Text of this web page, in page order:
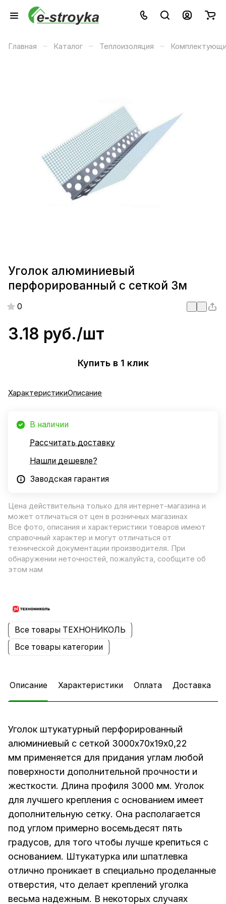
Главная – Каталог – Теплоизоляция –
Уголок алюминиевый
перфорированный с сеткой 3м
0
3.18 руб./шт
Купить в 1 клик
ХарактеристикиОписание
В наличии
Рассчитать доставку
Нашли дешевле?
Заводская гарантия
Цена действительна только для интернет-магазина и
может отличаться от цен в розничных магазинах
Все фото, описания и характеристики товаров имеют
справочный характер и могут отличаться от
технической документации производителя. При
обнаружении неточностей, пожалуйста, сообщите об
этом нам
Все товары ТЕХНОНИКОЛЬ
Все товары категории
Описание Характеристики Оплата Доставка
Уголок штукатурный перфорированный
алюминиевый с сеткой 3000х70х19х0,22
мм применяется для придания углам любой
поверхности дополнительной прочности и
жесткости. Длина профиля 3000 мм. Уголок
для лучшего крепления с основанием имеет
дополнительную сетку. Она располагается
под углом примерно восемьдесят пять
градусов, для того чтобы лучше крепиться с
основанием. Штукатурка или шпатлевка
отлично проникает в специально проделанные
отверстия, что делает креплений уголка
весьма надежным. В некоторых случаях